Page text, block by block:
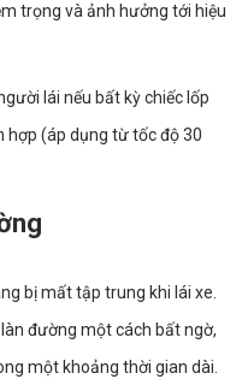
trọng và ảnh hưởng tới hiệu
lái nếu bất kỳ chiếc lốp
hợp (áp dụng từ tốc độ 30
bị mất tập trung khi lái xe.
đường một cách bất ngờ,
một khoảng thời gian dài.